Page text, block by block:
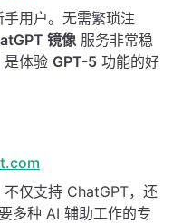
用户。无需繁琐注
镜像 服务非常稳
是体验 GPT-5 功能的好
仅支持 ChatGPT，还
多种 AI 辅助工作的专